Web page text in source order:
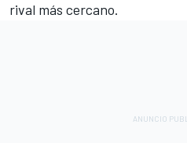
rival más cercano.